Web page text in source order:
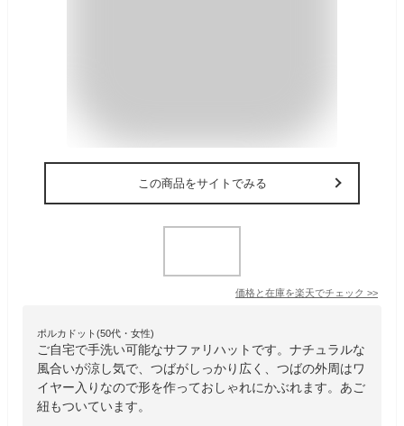
この商品をサイトでみる
価格と在庫を楽天でチェック >>
ポルカドット(50代・女性)
ご自宅で手洗い可能なサファリハットです。ナチュラルな
風合いが涼し気で、つばがしっかり広く、つばの外周はワ
イヤー入りなので形を作っておしゃれにかぶれます。あご
紐もついています。